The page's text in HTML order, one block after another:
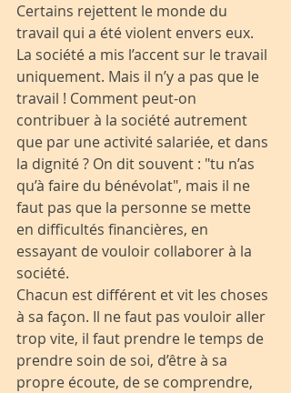
Certains rejettent le monde du
travail qui a été violent envers eux.
La société a mis l’accent sur le travail
uniquement. Mais il n’y a pas que le
travail ! Comment peut-on
contribuer à la société autrement
que par une activité salariée, et dans
la dignité ? On dit souvent : "tu n’as
qu’à faire du bénévolat", mais il ne
faut pas que la personne se mette
en difficultés financières, en
essayant de vouloir collaborer à la
société.
Chacun est différent et vit les choses
à sa façon. Il ne faut pas vouloir aller
trop vite, il faut prendre le temps de
prendre soin de soi, d’être à sa
propre écoute, de se comprendre,